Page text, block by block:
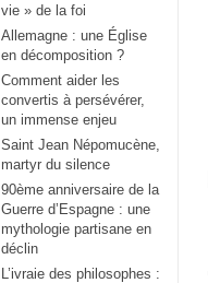
vie » de la foi
Allemagne : une Église
en décomposition ?
Comment aider les
convertis à persévérer,
un immense enjeu
Saint Jean Népomucène,
martyr du silence
90ème anniversaire de la
Guerre d’Espagne : une
mythologie partisane en
déclin
L’ivraie des philosophes :